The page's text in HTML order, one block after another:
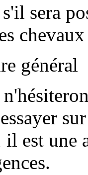
sera
général
est une